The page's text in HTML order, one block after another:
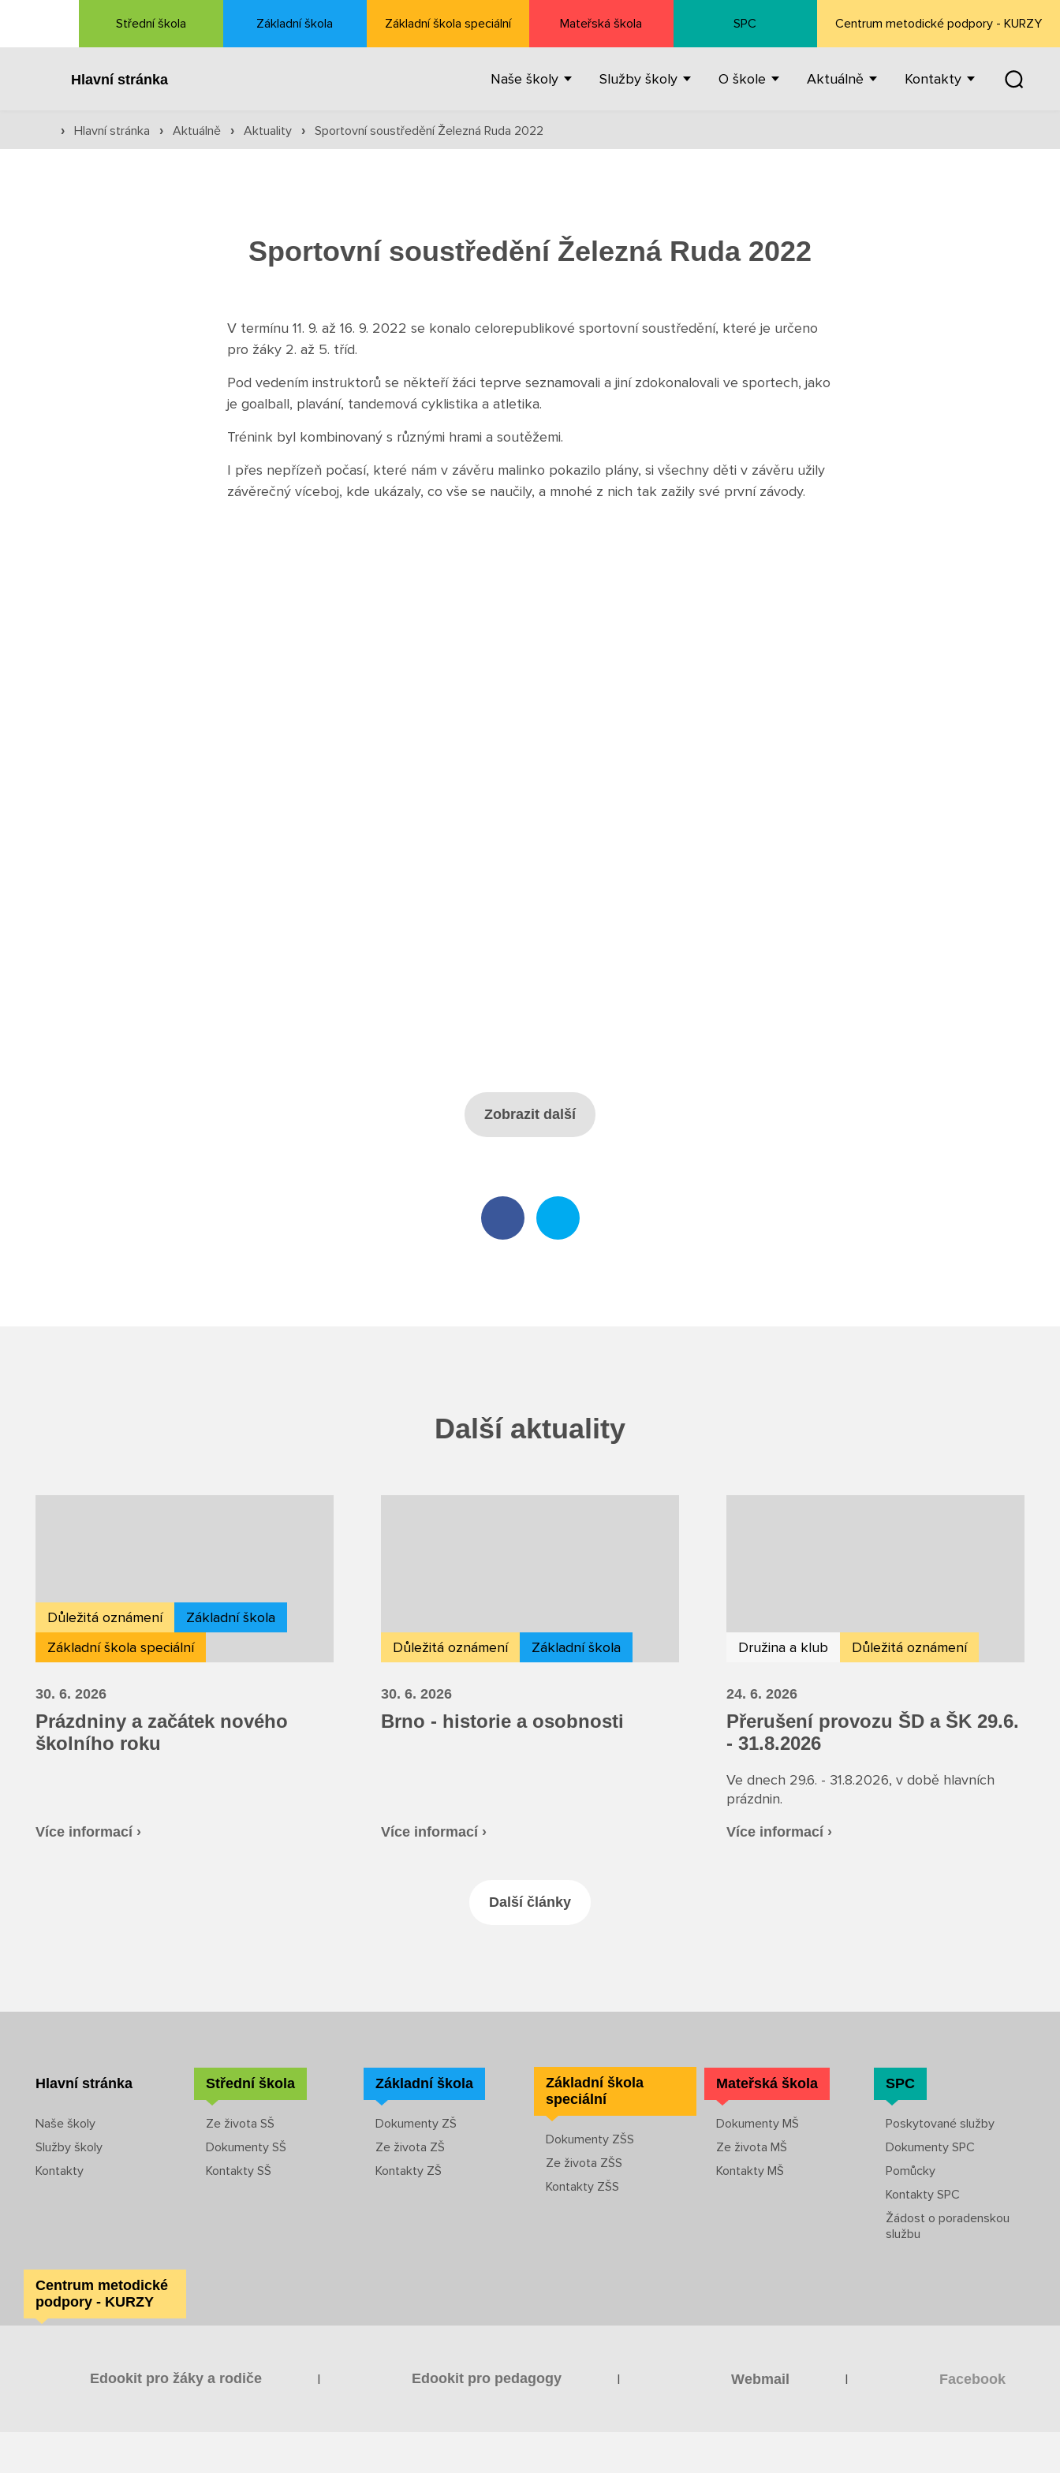
Střední škola Základní škola Základní škola speciální Mateřská škola SPC Centrum metodické podpory - KURZY
Hlavní stránka Naše školy Služby školy O škole Aktuálně Kontakty
› Hlavní stránka › Aktuálně › Aktuality › Sportovní soustředění Železná Ruda 2022
Sportovní soustředění Železná Ruda 2022
V termínu 11. 9. až 16. 9. 2022 se konalo celorepublikové sportovní soustředění, které je určeno
pro žáky 2. až 5. tříd.
Pod vedením instruktorů se někteří žáci teprve seznamovali a jiní zdokonalovali ve sportech, jako
je goalball, plavání, tandemová cyklistika a atletika.
Trénink byl kombinovaný s různými hrami a soutěžemi.
I přes nepřízeň počasí, které nám v závěru malinko pokazilo plány, si všechny děti v závěru užily
závěrečný víceboj, kde ukázaly, co vše se naučily, a mnohé z nich tak zažily své první závody.
Zobrazit další
Další aktuality
Důležitá oznámení
Základní škola
Základní škola speciální
30. 6. 2026
Prázdniny a začátek nového
školního roku
Více informací ›
Důležitá oznámení Základní škola
30. 6. 2026
Brno - historie a osobnosti
Více informací ›
Družina a klub Důležitá oznámení
24. 6. 2026
Přerušení provozu ŠD a ŠK 29.6.
- 31.8.2026
Ve dnech 29.6. - 31.8.2026, v době hlavních
prázdnin.
Více informací ›
Další články
Hlavní stránka
Naše školy
Služby školy
Kontakty
Střední škola
Ze života SŠ
Dokumenty SŠ
Kontakty SŠ
Základní škola
Dokumenty ZŠ
Ze života ZŠ
Kontakty ZŠ
Základní škola
speciální
Dokumenty ZŠS
Ze života ZŠS
Kontakty ZŠS
Mateřská škola
Dokumenty MŠ
Ze života MŠ
Kontakty MŠ
SPC
Poskytované služby
Dokumenty SPC
Pomůcky
Kontakty SPC
Žádost o poradenskou
službu
Centrum metodické
podpory - KURZY
Edookit pro žáky a rodiče | Edookit pro pedagogy | Webmail | Facebook